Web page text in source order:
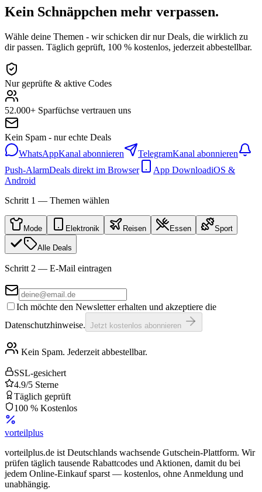
Kein Schnäppchen mehr verpassen.
Wähle deine Themen - wir schicken dir nur Deals, die wirklich zu
dir passen. Täglich geprüft, 100 % kostenlos, jederzeit abbestellbar.
Nur geprüfte & aktive Codes
52.000+ Sparfüchse vertrauen uns
Kein Spam - nur echte Deals
WhatsAppKanal abonnieren TelegramKanal abonnieren
Push-AlarmDeals direkt im Browser App DownloadiOS &
Android
Schritt 1 — Themen wählen
Mode Elektronik Reisen Essen Sport
Alle Deals
Schritt 2 — E-Mail eintragen
Ich möchte den Newsletter erhalten und akzeptiere die
Datenschutzhinweise. Jetzt kostenlos abonnieren
Kein Spam. Jederzeit abbestellbar.
SSL-gesichert
4.9/5 Sterne
Täglich geprüft
100 % Kostenlos
vorteilplus
vorteilplus.de ist Deutschlands wachsende Gutschein-Plattform. Wir
prüfen täglich tausende Rabattcodes und Aktionen, damit du bei
jedem Online-Einkauf sparst — kostenlos, ohne Anmeldung und
unabhängig.